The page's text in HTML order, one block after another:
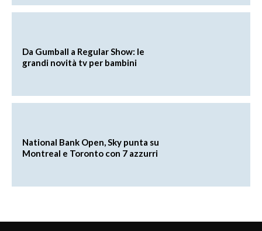
Da Gumball a Regular Show: le
grandi novità tv per bambini
National Bank Open, Sky punta su
Montreal e Toronto con 7 azzurri